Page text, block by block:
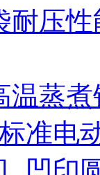
耐压
温蒸
准电